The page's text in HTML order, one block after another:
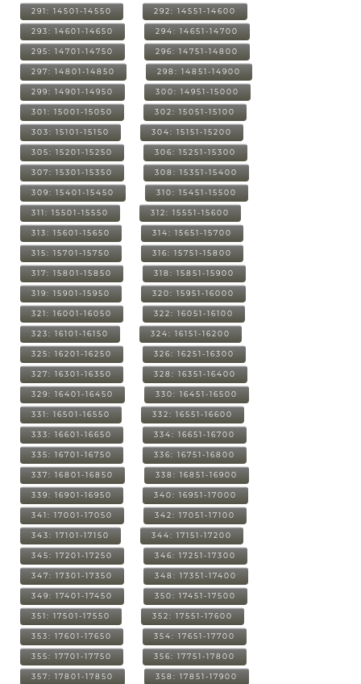
291: 14501-14550 292: 14551-14600
293: 14601-14650 294: 14651-14700
295: 14701-14750 296: 14751-14800
297: 14801-14850 298: 14851-14900
299: 14901-14950 300: 14951-15000
301: 15001-15050 302: 15051-15100
303: 15101-15150 304: 15151-15200
305: 15201-15250 306: 15251-15300
307: 15301-15350 308: 15351-15400
309: 15401-15450 310: 15451-15500
311: 15501-15550 312: 15551-15600
313: 15601-15650 314: 15651-15700
315: 15701-15750 316: 15751-15800
317: 15801-15850 318: 15851-15900
319: 15901-15950 320: 15951-16000
321: 16001-16050 322: 16051-16100
323: 16101-16150 324: 16151-16200
325: 16201-16250 326: 16251-16300
327: 16301-16350 328: 16351-16400
329: 16401-16450 330: 16451-16500
331: 16501-16550 332: 16551-16600
333: 16601-16650 334: 16651-16700
335: 16701-16750 336: 16751-16800
337: 16801-16850 338: 16851-16900
339: 16901-16950 340: 16951-17000
341: 17001-17050 342: 17051-17100
343: 17101-17150 344: 17151-17200
345: 17201-17250 346: 17251-17300
347: 17301-17350 348: 17351-17400
349: 17401-17450 350: 17451-17500
351: 17501-17550 352: 17551-17600
353: 17601-17650 354: 17651-17700
355: 17701-17750 356: 17751-17800
357: 17801-17850 358: 17851-17900